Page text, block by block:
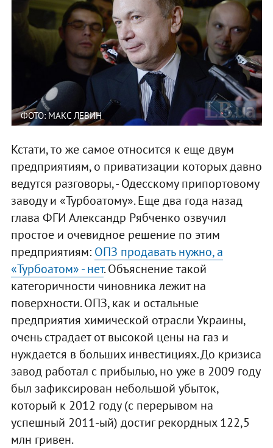
ФОТО: МАКС ЛЕВИН
Кстати, то же самое относится к еще двум
предприятиям, о приватизации которых давно
ведутся разговоры, - Одесскому припортовому
заводу и «Турбоатому». Еще два года назад
глава ФГИ Александр Рябченко озвучил
простое и очевидное решение по этим
предприятиям: ОПЗ продавать нужно, а
«Турбоатом» - нет. Объяснение такой
категоричности чиновника лежит на
поверхности. ОПЗ, как и остальные
предприятия химической отрасли Украины,
очень страдает от высокой цены на газ и
нуждается в больших инвестициях. До кризиса
завод работал с прибылью, но уже в 2009 году
был зафиксирован небольшой убыток,
который к 2012 году (с перерывом на
успешный 2011-ый) достиг рекордных 122,5
млн гривен.